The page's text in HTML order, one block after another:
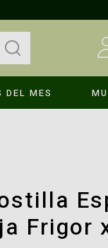
DEL MES
Frigor